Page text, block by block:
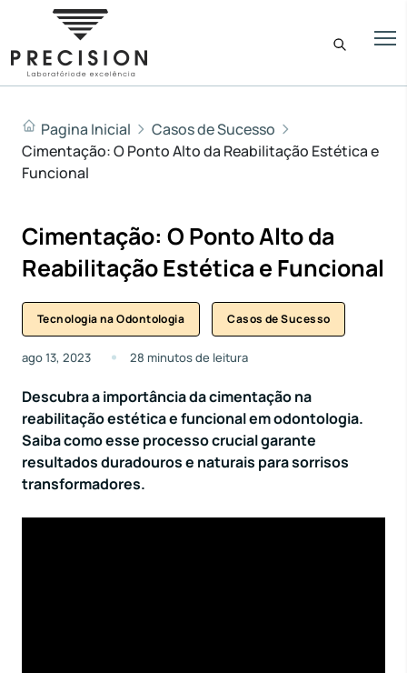
Pagina Inicial
Casos de Sucesso
Cimentação: O Ponto Alto da Reabilitação Estética e
Funcional
Cimentação: O Ponto Alto da
Reabilitação Estética e Funcional
Tecnologia na Odontologia Casos de Sucesso
ago 13, 2023 28 minutos de leitura
Descubra a importância da cimentação na
reabilitação estética e funcional em odontologia.
Saiba como esse processo crucial garante
resultados duradouros e naturais para sorrisos
transformadores.